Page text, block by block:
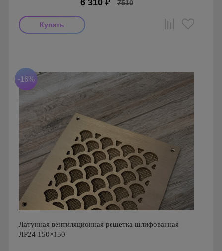
6 310₽ 7510
-16%
Латунная вентиляционная решетка шлифованная
ЛР24 150×150